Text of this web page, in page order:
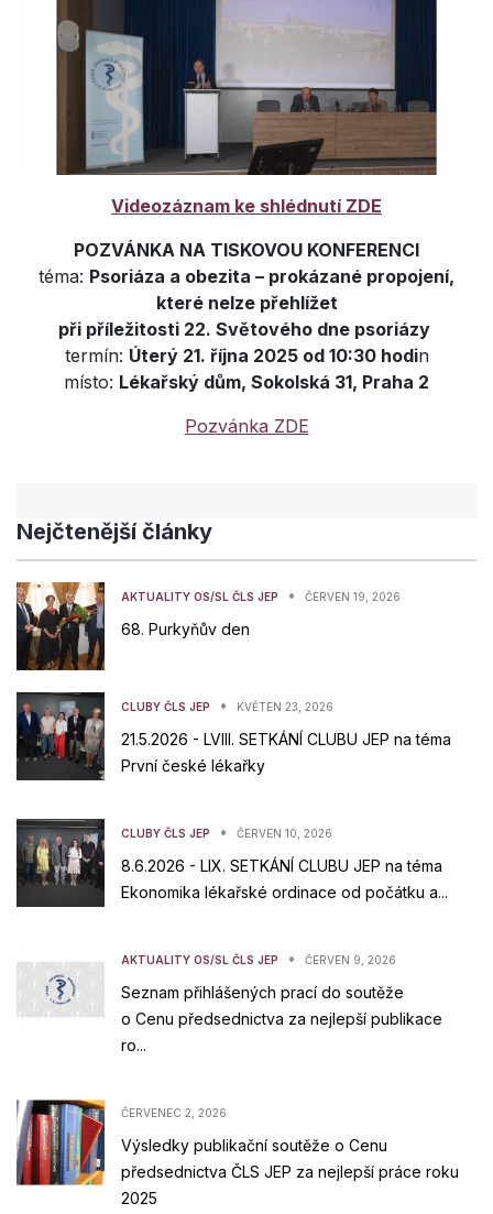
Videozáznam ke shlédnutí ZDE
POZVÁNKA NA TISKOVOU KONFERENCI
téma: Psoriáza a obezita – prokázané propojení,
které nelze přehlížet
při příležitosti 22. Světového dne psoriázy
termín: Úterý 21. října 2025 od 10:30 hodin
místo: Lékařský dům, Sokolská 31, Praha 2
Pozvánka ZDE
Nejčtenější články
AKTUALITY OS/SL ČLS JEP • ČERVEN 19, 2026
68. Purkyňův den
CLUBY ČLS JEP • KVĚTEN 23, 2026
21.5.2026 - LVIII. SETKÁNÍ CLUBU JEP na téma
První české lékařky
CLUBY ČLS JEP • ČERVEN 10, 2026
8.6.2026 - LIX. SETKÁNÍ CLUBU JEP na téma
Ekonomika lékařské ordinace od počátku a...
AKTUALITY OS/SL ČLS JEP • ČERVEN 9, 2026
Seznam přihlášených prací do soutěže
o Cenu předsednictva za nejlepší publikace
ro...
ČERVENEC 2, 2026
Výsledky publikační soutěže o Cenu
předsednictva ČLS JEP za nejlepší práce roku
2025